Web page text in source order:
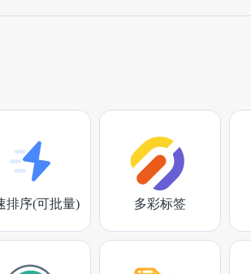
排序(可批量) 多彩标签